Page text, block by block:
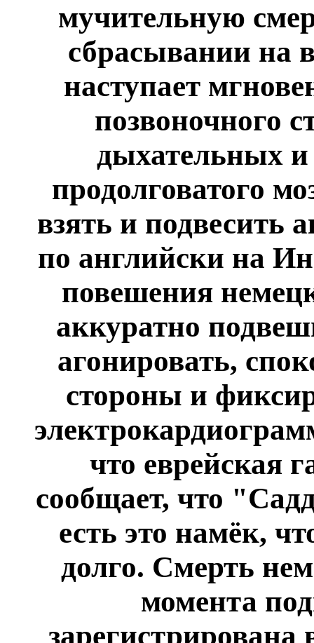
мучительную
сбрасывании на
наступает
позвоночного
дыхательных и
продолговатого
взять и подвесить
по английски на
повешения
аккуратно
агонировать,
стороны и
что еврейская
сообщает, что
есть это намёк,
долго. Смерть
момента
зарегистрирована